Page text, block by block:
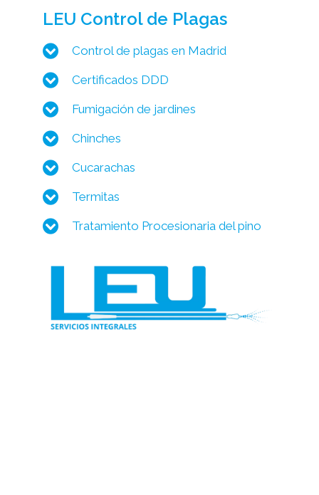
LEU Control de Plagas
Control de plagas en Madrid
Certificados DDD
Fumigación de jardines
Chinches
Cucarachas
Termitas
Tratamiento Procesionaria del pino